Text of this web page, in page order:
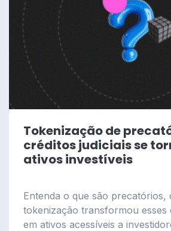
Tokenização de
créditos judiciais se
ativos investíveis
Entenda o que são precatórios,
tokenização transformou esses
em ativos acessíveis a